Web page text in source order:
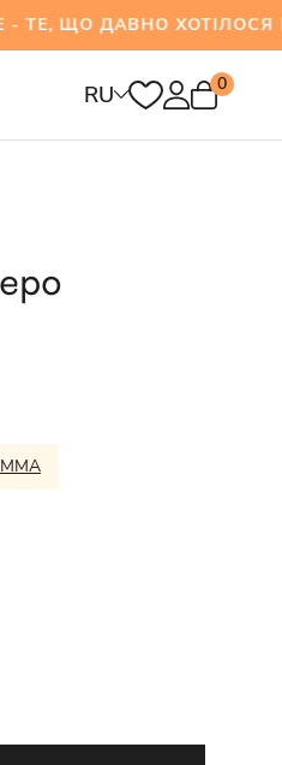
ДАВНО ХОТІЛОСЯ
RU 0